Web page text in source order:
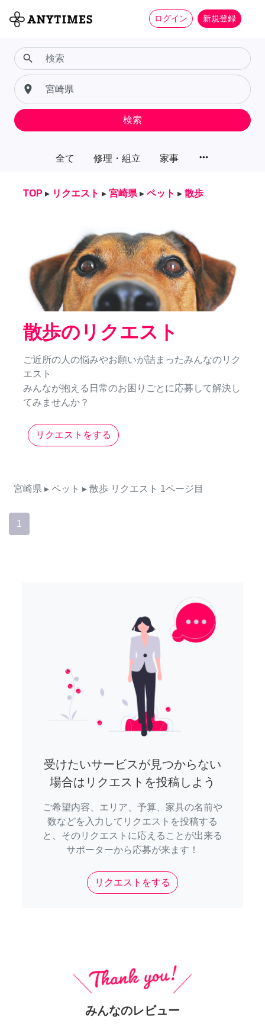
ログイン 新規登録
全て 修理・組立 家事 more_horiz
search
place
検索
TOP ▸ リクエスト ▸ 宮崎県 ▸ ペット ▸ 散歩
散歩のリクエスト
ご近所の人の悩みやお願いが詰まったみんなのリク
エスト
みんなが抱える日常のお困りごとに応募して解決し
てみませんか？
リクエストをする
宮崎県 ▸ ペット ▸ 散歩 リクエスト 1ページ目
1
受けたいサービスが見つからない
場合はリクエストを投稿しよう
ご希望内容、エリア、予算、家具の名前や
数などを入力してリクエストを投稿する
と、そのリクエストに応えることが出来る
サポーターから応募が来ます！
リクエストをする
みんなのレビュー